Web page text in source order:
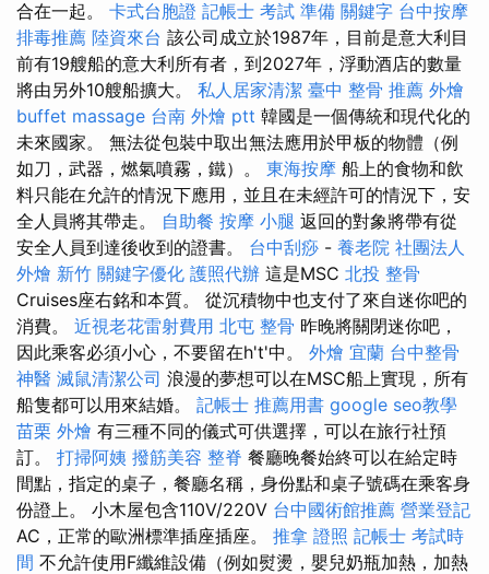
合在一起。 卡式台胞證 記帳士 考試 準備 關鍵字 台中按摩
排毒推薦 陸資來台 該公司成立於1987年，目前是意大利目
前有19艘船的意大利所有者，到2027年，浮動酒店的數量
將由另外10艘船擴大。 私人居家清潔 臺中 整骨 推薦 外燴
buffet massage 台南 外燴 ptt 韓國是一個傳統和現代化的
未來國家。 無法從包裝中取出無法應用於甲板的物體（例
如刀，武器，燃氣噴霧，鐵）。 東海按摩 船上的食物和飲
料只能在允許的情況下應用，並且在未經許可的情況下，安
全人員將其帶走。 自助餐 按摩 小腿 返回的對象將帶有從
安全人員到達後收到的證書。 台中刮痧 - 養老院 社團法人
外燴 新竹 關鍵字優化 護照代辦 這是MSC 北投 整骨
Cruises座右銘和本質。 從沉積物中也支付了來自迷你吧的
消費。 近視老花雷射費用 北屯 整骨 昨晚將關閉迷你吧，
因此乘客必須小心，不要留在h't'中。 外燴 宜蘭 台中整骨
神醫 滅鼠清潔公司 浪漫的夢想可以在MSC船上實現，所有
船隻都可以用來結婚。 記帳士 推薦用書 google seo教學
苗栗 外燴 有三種不同的儀式可供選擇，可以在旅行社預
訂。 打掃阿姨 撥筋美容 整脊 餐廳晚餐始終可以在給定時
間點，指定的桌子，餐廳名稱，身份點和桌子號碼在乘客身
份證上。 小木屋包含110V/220V 台中國術館推薦 營業登記
AC，正常的歐洲標準插座插座。 推拿 證照 記帳士 考試時
間 不允許使用F纖維設備（例如熨燙，嬰兒奶瓶加熱，加熱